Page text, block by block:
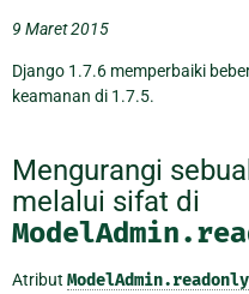
9 Maret 2015
Django 1.7.6 memperbaiki
keamanan di 1.7.5.
Mengurangi
melalui sifat di
Atribut